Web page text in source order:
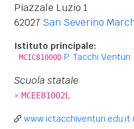
Piazzale Luzio 1
62027 San Severino
Istituto principale:
MCIC81000D P. Tacchi Venturi
Scuola statale
» MCEE81002L
www.ictacchiventuri.edu.it